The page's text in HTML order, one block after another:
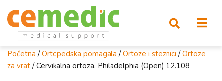
Početna /Ortopedska pomagala /Ortoze i steznici /Ortoze
za vrat/ Cervikalna ortoza, Philadelphia (Open) 12.108